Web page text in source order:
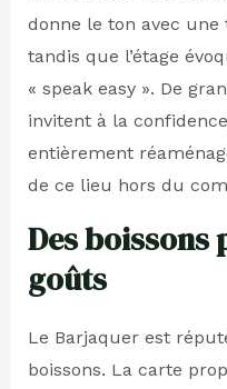
donne le ton avec
tandis que l’étage
« speak easy ». De
invitent à la
entièrement
de ce lieu hors du
Des boissons
goûts
Le Barjaquer est
boissons. La carte